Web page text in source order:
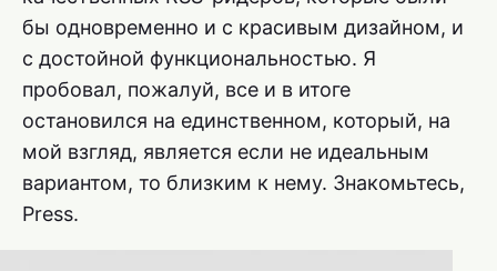
бы одновременно и с красивым дизайном, и
с достойной функциональностью. Я
пробовал, пожалуй, все и в итоге
остановился на единственном, который, на
мой взгляд, является если не идеальным
вариантом, то близким к нему. Знакомьтесь,
Press.